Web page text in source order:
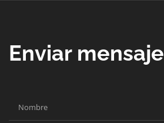
Enviar mensaje_